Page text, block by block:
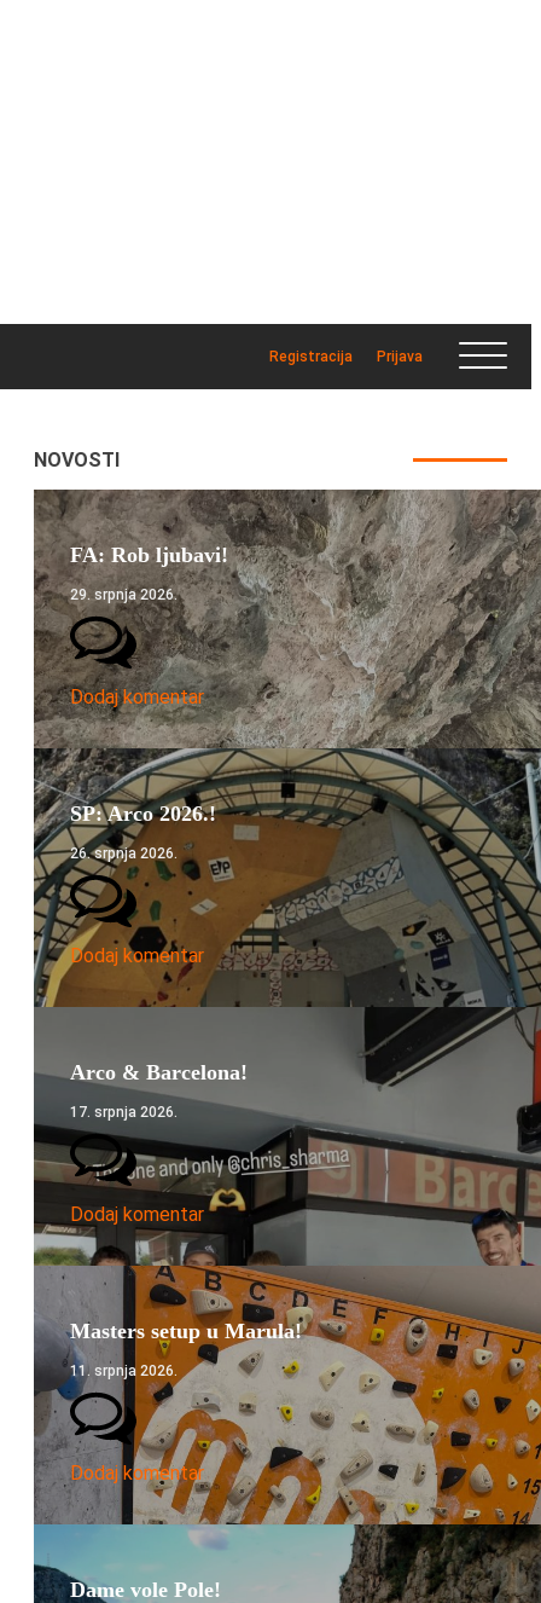
Registracija Prijava
NOVOSTI
FA: Rob ljubavi!
29. srpnja 2026.
Dodaj komentar
SP: Arco 2026.!
26. srpnja 2026.
Dodaj komentar
Arco & Barcelona!
17. srpnja 2026.
Dodaj komentar
Masters setup u Marula!
11. srpnja 2026.
Dodaj komentar
Dame vole Pole!